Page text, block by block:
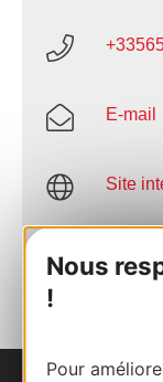
Nous
!
Pour
E-mail
Site
AU